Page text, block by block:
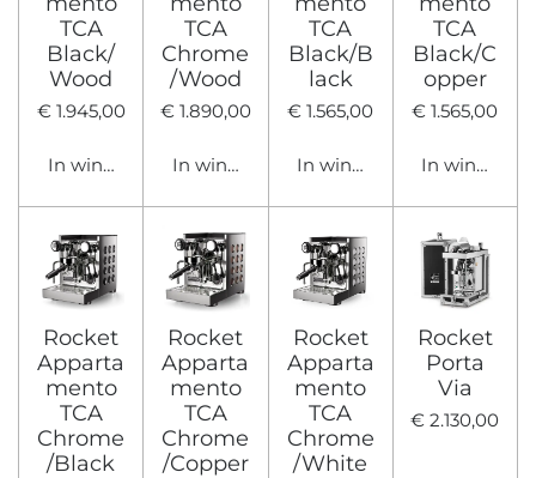
TCA
Black/
Wood
€ 1.945,00
In winkelwagen
TCA
Chrome
/Wood
€ 1.890,00
In winkelwagen
TCA
Black/B
lack
€ 1.565,00
In winkelwagen
TCA
Black/C
opper
€ 1.565,00
In
Rocket
Apparta
mento
TCA
Chrome
/Black
Rocket
Apparta
mento
TCA
Chrome
/Copper
Rocket
Apparta
mento
TCA
Chrome
/White
Rocket
Porta
Via
€ 2.130,00